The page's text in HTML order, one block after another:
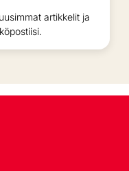
artikkelit ja